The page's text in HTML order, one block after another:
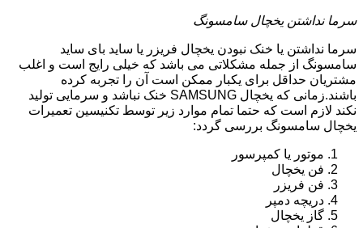
سرما نداشتن یخچال سامسونگ
سرما نداشتن یا خنک نبودن یخچال فریزر یا ساید بای ساید
سامسونگ از جمله مشکلاتی می باشد که خیلی رایج است و اغلب
مشتریان حداقل برای یکبار ممکن است آن را تجربه کرده
باشند.زمانی که یخچال SAMSUNG خنک نباشد و سرمایی تولید
نکند لازم است که حتما تمام موارد زیر توسط تکنیسین تعمیرات
یخچال سامسونگ بررسی گردد:
موتور یا کمپرسور
فن یخچال
فن فریزر
دریچه دمپر
گاز یخچال